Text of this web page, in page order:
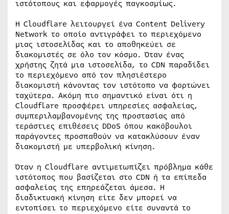
ιστότοπους και εφαρμογές παγκοσμίως.
Η Cloudflare λειτουργεί ένα Content Delivery
Network το οποίο αντιγράφει το περιεχόμενο
μιας ιστοσελίδας και το αποθηκεύει σε
διακομιστές σε όλο τον κόσμο. Όταν ένας
χρήστης ζητά μια ιστοσελίδα, το CDN παραδίδει
το περιεχόμενο από τον πλησιέστερο
διακομιστή κάνοντας τον ιστότοπο να φορτώνει
ταχύτερα. Ακόμη πιο σημαντικό είναι ότι η
Cloudflare προσφέρει υπηρεσίες ασφαλείας,
συμπεριλαμβανομένης της προστασίας από
τεράστιες επιθέσεις DDoS όπου κακόβουλοι
παράγοντες προσπαθούν να κατακλύσουν έναν
διακομιστή με υπερβολική κίνηση.
Όταν η Cloudflare αντιμετωπίζει πρόβλημα κάθε
ιστότοπος που βασίζεται στο CDN ή τα επίπεδα
ασφαλείας της επηρεάζεται άμεσα. Η
διαδικτυακή κίνηση είτε δεν μπορεί να
εντοπίσει το περιεχόμενο είτε συναντά το